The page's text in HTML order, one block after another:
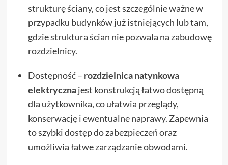
strukturę ściany, co jest szczególnie ważne w
przypadku budynków już istniejących lub tam,
gdzie struktura ścian nie pozwala na zabudowę
rozdzielnicy.
Dostępność – rozdzielnica natynkowa
elektrycznajest konstrukcją łatwo dostępną
dla użytkownika, co ułatwia przeglądy,
konserwację i ewentualne naprawy. Zapewnia
to szybki dostęp do zabezpieczeń oraz
umożliwia łatwe zarządzanie obwodami.